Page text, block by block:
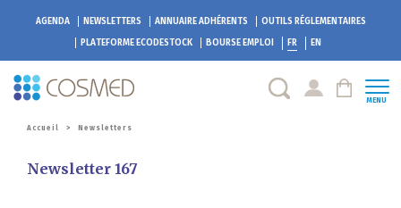
AGENDA NEWSLETTERS ANNUAIRE ADHÉRENTS
OUTILS RÉGLEMENTAIRES
PLATEFORME ECODESTOCK BOURSE EMPLOI FR EN
MENU
Accueil > Newsletters
Newsletter 167